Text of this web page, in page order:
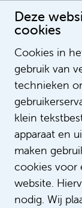
Deze
cookies
Cookies in
gebruik van
technieken
klein
apparaat en
maken
cookies voor
website.
nodig. Wij
Joop